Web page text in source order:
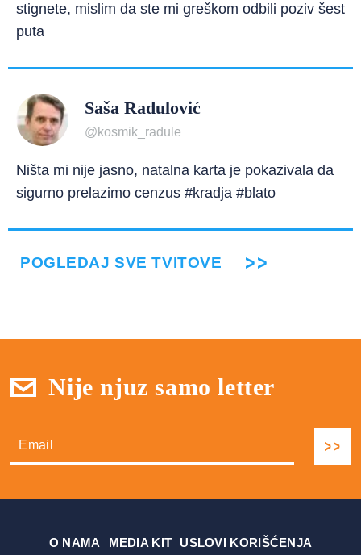
stignete, mislim da ste mi greškom odbili poziv šest
puta
Saša Radulović
@kosmik_radule
Ništa mi nije jasno, natalna karta je pokazivala da
sigurno prelazimo cenzus #kradja #blato
POGLEDAJ SVE TVITOVE
Nije njuz samo letter
О NAMA MEDIA KIT USLOVI KORIŠĆENJA